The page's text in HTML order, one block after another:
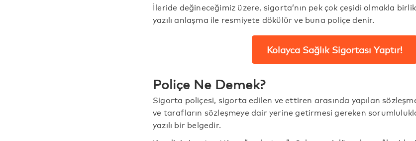
İleride değineceğimiz üzere, sigorta’nın pek çok çeşidi olmakla
yazılı anlaşma ile resmiyete dökülür ve buna poliçe denir.
Kolayca Sağlık Sigortası Yaptır!
Poliçe Ne Demek?
Sigorta poliçesi, sigorta edilen ve ettiren arasında yapılan
ve tarafların sözleşmeye dair yerine getirmesi gereken
yazılı bir belgedir.